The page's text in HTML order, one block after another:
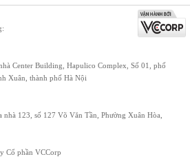
Center Building, Hapulico Complex, Số 01, phố
Xuân, thành phố Hà Nội
nhà 123, số 127 Võ Văn Tần, Phường Xuân Hòa,
Cổ phần VCCorp